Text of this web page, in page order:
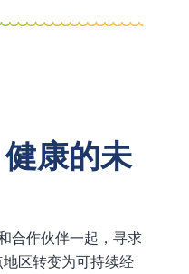
康的未
合作伙伴一起，寻求
区转变为可持续经